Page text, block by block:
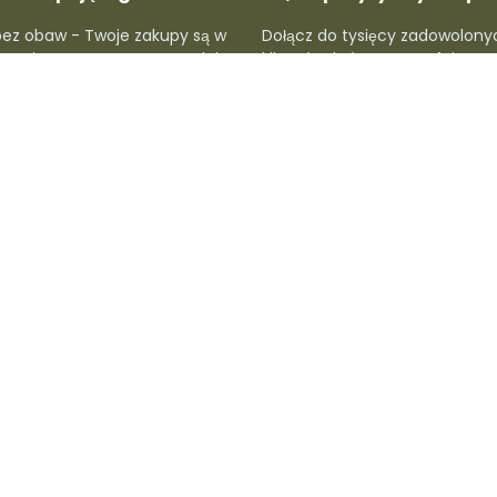
obaw - Twoje zakupy są w
a proces zwrotu lub
Dołącz do tysięcy
klientów, którzy nam ufają.